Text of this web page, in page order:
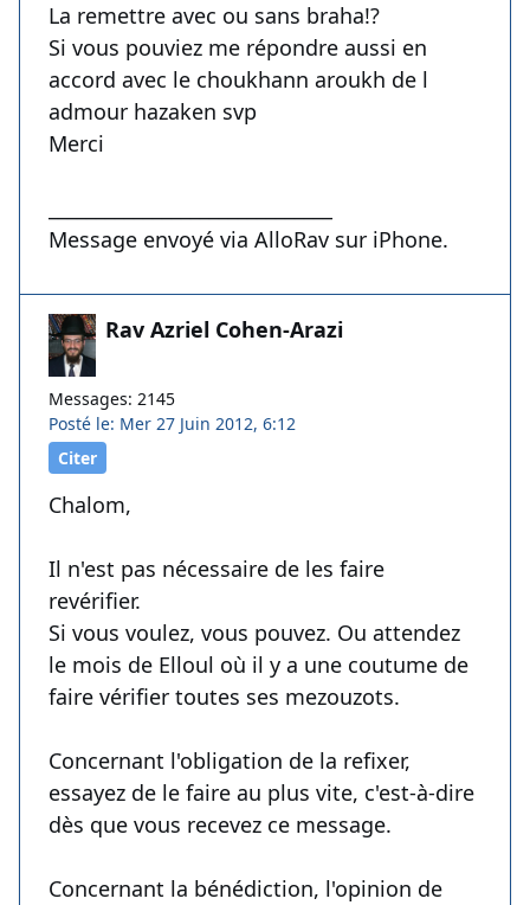
La remettre avec ou sans braha!?
Si vous pouviez me répondre aussi en
accord avec le choukhann aroukh de l
admour hazaken svp
Merci
Message envoyé via AlloRav sur iPhone.
Rav Azriel Cohen-Arazi
Messages: 2145
Posté le: Mer 27 Juin 2012, 6:12
Citer
Chalom,
Il n'est pas nécessaire de les faire
revérifier.
Si vous voulez, vous pouvez. Ou attendez
le mois de Elloul où il y a une coutume de
faire vérifier toutes ses mezouzots.
Concernant l'obligation de la refixer,
essayez de le faire au plus vite, c'est-à-dire
dès que vous recevez ce message.
Concernant la bénédiction, l'opinion de